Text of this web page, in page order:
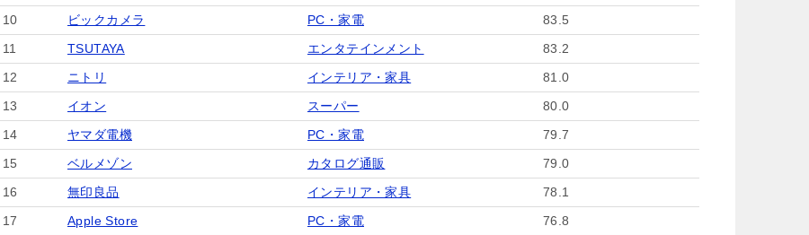
10
ビックカメラ PC・家電
83.5
11
TSUTAYA エンタテインメント
83.2
12
ニトリ インテリア・家具
81.0
13
イオン スーパー
80.0
14
ヤマダ電機 PC・家電
79.7
15
ベルメゾン カタログ通販
79.0
16
無印良品 インテリア・家具
78.1
17
Apple Store PC・家電
76.8